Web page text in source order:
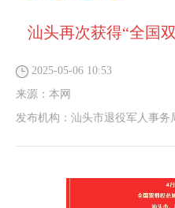
汕头再次获得“全国
2025-05-06 10:53
来源： 本网
发布机构： 汕头市退役军人事务